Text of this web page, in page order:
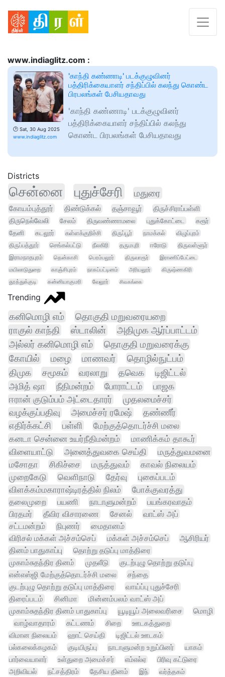
www.indiaglitz.com :
🕑 Sat, 30 Aug 2025
www.indiaglitz.com
'காந்தி கண்ணாடி' படக்குழுவினர்
பத்திரிக்கையாளர் சந்திப்பில் கலந்து கொண்ட
பிரபலங்கள் பேசியதாவது
'காந்தி கண்ணாடி' படக்குழுவினர்
பத்திரிக்கையாளர் சந்திப்பில் கலந்து
கொண்ட பிரபலங்கள் பேசியதாவது
Districts
சென்னை புதுச்சேரி மதுரை
கோயம்புத்தூர் திண்டுக்கல் தஞ்சாவூர்
திருச்சிராப்பள்ளி
திருநெல்வேலி
சேலம் திருவண்ணாமலை புதுக்கோட்டை கரூர்
தேனி கடலூர் கள்ளக்குறிச்சி திருப்பூர் நாமக்கல்
விழுப்புரம்
திருப்பத்தூர்
செங்கல்பட்டு நீலகிரி தருமபுரி ஈரோடு
திருவள்ளூர்
இராமநாதபுரம்
தென்காசி பெரம்பலூர் திருவாரூர்
இராணிப்பேட்டை
மயிலாடுதுறை
காஞ்சிபுரம் நாகப்பட்டினம் அரியலூர்
கிருஷ்ணகிரி
தூத்துக்குடி
கன்னியாகுமரி வேலூர் சிவகங்கை
Trending
கனிமொழி எம் தொகுதி மறுவரையறை
ராகுல் காந்தி ஸ்டாலின்
அதிமுக ஆர்ப்பாட்டம்
அல்லர் கனிமொழி எம்
தொகுதி மறுவரைக்கு
கோயில்
மழை மாணவர்
தொழில்நுட்பம்
திமுக
சமூகம் வரலாறு தவெக
டிஜிட்டல்
அமித் ஷா
நீதிமன்றம் போராட்டம்
பாஜக
ஈரான் குடும்பம் அட்டைதாரர்
முதலமைச்சர்
வழக்குப்பதிவு
அமைச்சர் ரமேஷ்
தண்ணீர்
எதிர்க்கட்சி
பள்ளி
மேற்குத்தொடர்ச்சி மலை
கனடா சென்னை உயர்நீதிமன்றம்
மாணிக்கம் தாகூர்
விளையாட்டு
அனைத்துவகை செய்தி
மருத்துவமனை
மசோதா
சிகிச்சை மருத்துவம்
காவல் நிலையம்
முறைகேடு
வெளிநாடு தேர்வு
புகைப்படம்
விளக்கம்மகாராஷ்டிரத்தில் நிலம்
போக்குவரத்து
தலைமுறை
பயணி நாடாளுமன்றம்
பயங்கரவாதம்
பிரதமர்
தீவிர விசாரணை சேனல் வாட்ஸ் அப்
சட்டமன்றம் நிபுணர்
மைதானம்
விரிசல் மக்கள் அச்சம்செப்
மக்கள் அச்சம்செப்
ஆசிரியர்
தினம் பாதுகாப்பு
தொற்று தடுப்பு மாத்திரை
முகாம்சுதந்திர தினம்
முதலீடு
குடற்புழு தொற்று தடுப்பு
என்எஸ்ஜி மேற்குத்தொடர்ச்சி மலை
சந்தை
குடற்புழு தொற்று தடுப்பு மாத்திரை
வாய்ப்பு புதுச்சேரி
திரைப்படம்
சினிமா
மின்னம்பலம் வாட்ஸ் அப்
முகாம்சுதந்திர தினம் பாதுகாப்பு
யூடியூப் அலைவரிசை
மொழி
வாழ்வாதாரம்
கட்டணம் சிறை
ஊடகத்துறை
விமான நிலையம்
ஹாட் செய்தி
டிஜிட்டல் ஊடகம்
பல்கலைக்கழகம்
குடியிருப்பு நாடாளுமன்ற உறுப்பினர் யாகம்
பார்வையாளர் உள்துறை அமைச்சர் எம்எல்ஏ
பிரிவு கட்டுரை
அறிவியல்
நட்சத்திரம் தேசிய தினம் இந் வர்த்தகம்